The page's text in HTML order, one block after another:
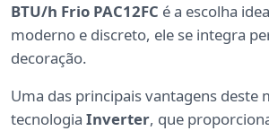
BTU/h Frio PAC12FC é a escolha
moderno e discreto, ele se integra
decoração.
Uma das principais vantagens deste
tecnologia Inverter, que